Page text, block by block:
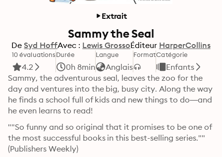
Extrait
Sammy the Seal
De Syd HoffAvec : Lewis GrossoÉditeur HarperCollins
10 évaluations
4.2
Durée
0h 8min
Langue
Anglais
FormatCatégorie
Enfants
Sammy, the adventurous seal, leaves the zoo for the
day and ventures into the big, busy city. Along the way
he finds a school full of kids and new things to do—and
he even learns to read!
""So funny and so original that it promises to be one of
the most successful books in this best-selling series.""
(Publishers Weekly)